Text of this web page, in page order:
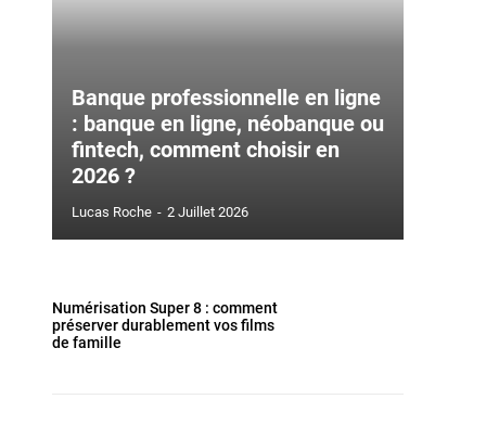
Banque professionnelle en ligne
: banque en ligne, néobanque ou
fintech, comment choisir en
2026 ?
Lucas Roche - 2 Juillet 2026
Numérisation Super 8 : comment
préserver durablement vos films
de famille